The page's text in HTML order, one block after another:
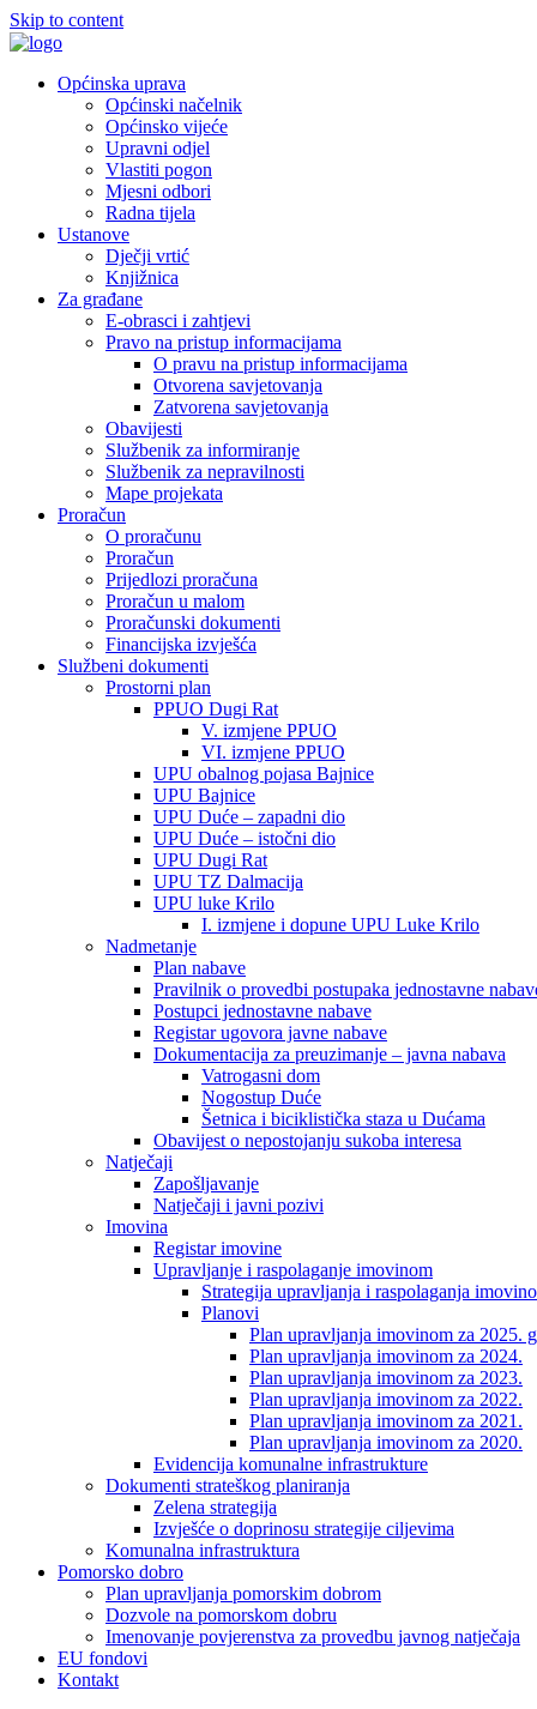
Skip to content
Općinska uprava
Općinski načelnik
Općinsko vijeće
Upravni odjel
Vlastiti pogon
Mjesni odbori
Radna tijela
Ustanove
Dječji vrtić
Knjižnica
Za građane
E-obrasci i zahtjevi
Pravo na pristup informacijama
O pravu na pristup informacijama
Otvorena savjetovanja
Zatvorena savjetovanja
Obavijesti
Službenik za informiranje
Službenik za nepravilnosti
Mape projekata
Proračun
O proračunu
Proračun
Prijedlozi proračuna
Proračun u malom
Proračunski dokumenti
Financijska izvješća
Službeni dokumenti
Prostorni plan
PPUO Dugi Rat
V. izmjene PPUO
VI. izmjene PPUO
UPU obalnog pojasa Bajnice
UPU Bajnice
UPU Duće – zapadni dio
UPU Duće – istočni dio
UPU Dugi Rat
UPU TZ Dalmacija
UPU luke Krilo
I. izmjene i dopune UPU Luke Krilo
Nadmetanje
Plan nabave
Pravilnik o provedbi postupaka jednostavne
Postupci jednostavne nabave
Registar ugovora javne nabave
Dokumentacija za preuzimanje – javna nabava
Vatrogasni dom
Nogostup Duće
Šetnica i biciklistička staza u Dućama
Obavijest o nepostojanju sukoba interesa
Natječaji
Zapošljavanje
Natječaji i javni pozivi
Imovina
Registar imovine
Upravljanje i raspolaganje imovinom
Strategija upravljanja i raspolaganja
Planovi
Plan upravljanja imovinom za 2025.
Plan upravljanja imovinom za 2024.
Plan upravljanja imovinom za 2023.
Plan upravljanja imovinom za 2022.
Plan upravljanja imovinom za 2021.
Plan upravljanja imovinom za 2020.
Evidencija komunalne infrastrukture
Dokumenti strateškog planiranja
Zelena strategija
Izvješće o doprinosu strategije ciljevima
Komunalna infrastruktura
Pomorsko dobro
Plan upravljanja pomorskim dobrom
Dozvole na pomorskom dobru
Imenovanje povjerenstva za provedbu javnog natječaja
EU fondovi
Kontakt